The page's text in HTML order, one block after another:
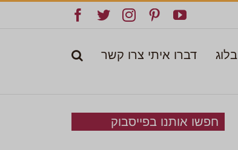
YouTube
Pinterest
Instagram
Twitter
בלוג דברו איתי צרו קשר
חפשו אותנו בפייסבוק